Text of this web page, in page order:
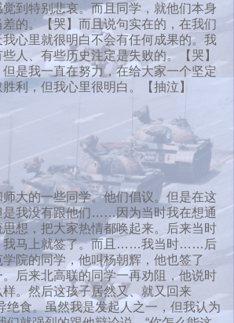
到特别悲哀。而且同学，就他们本身
的。【哭】而且说句实在的，在我们
心里就很明白不会有任何成果的。我
人、有些历史注定是失败的。【哭】
是我一直在努力，在给大家一个坚定
利，但我心里很明白。【抽泣】
大的一些同学。他们倡议。但是在这
是我没有跟他们……因为当时我在想通
想，把大家热情都唤起来。后来当时
我马上就签了。而且……我当时……后
院的同学，他叫杨朝辉，他也签了
后来北高联的同学一再劝阻，他说时
。然后这孩子居然又、就又回来
绝食。虽然我是发起人之一，但我认为